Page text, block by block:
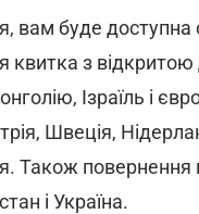
вам буде доступна
з
Ізраїль і
Швеція,
Також
і Україна.